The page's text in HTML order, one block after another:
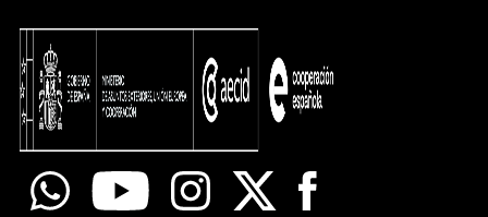
WhatsappYoutube Instagram
X Facebook